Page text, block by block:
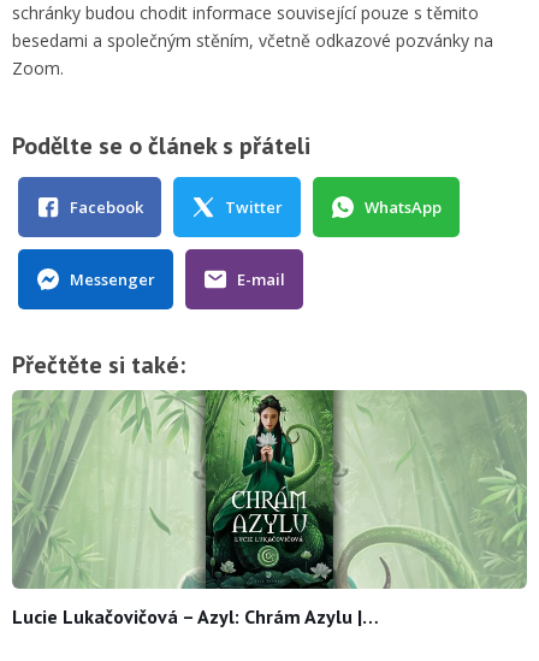
schránky budou chodit informace související pouze s těmito
besedami a společným stěním, včetně odkazové pozvánky na
Zoom.
Podělte se o článek s přáteli
Facebook Twitter WhatsApp
Messenger E-mail
Přečtěte si také:
Lucie Lukačovičová – Azyl: Chrám Azylu |…